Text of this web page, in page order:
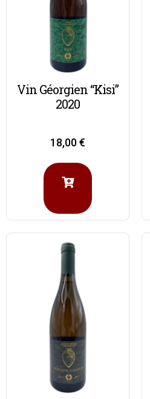
Vin Géorgien “Kisi”
2020
18,00€